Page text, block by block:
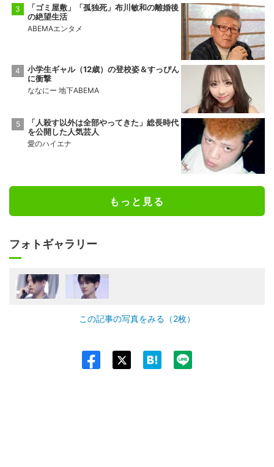
「ゴミ屋敷」「孤独死」布川敏和の離婚後
の絶望生活
ABEMAエンタメ
小学生ギャル（12歳）の登校姿＆すっぴん
に衝撃
ななにー 地下ABEMA
「人殺す以外は全部やってきた」総長時代
を公開した人気芸人
愛のハイエナ
もっと見る
フォトギャラリー
この記事の写真をみる（2枚）